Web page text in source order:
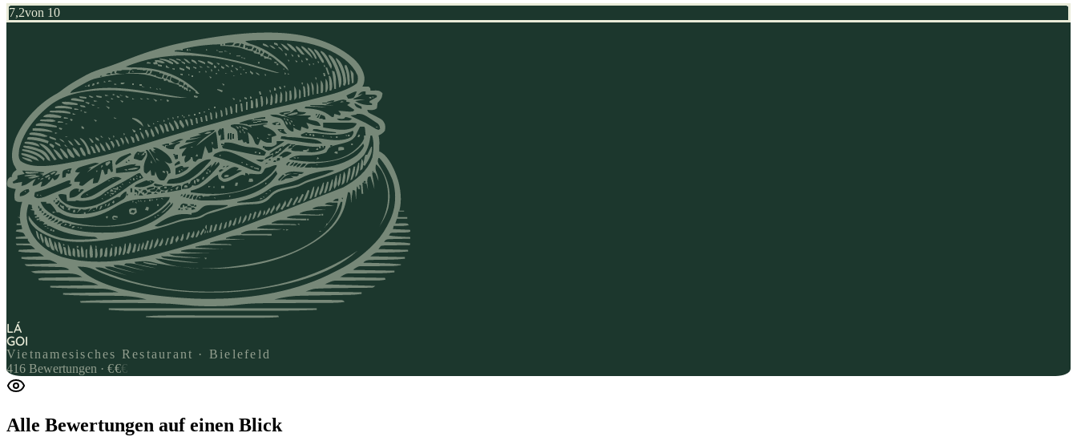
7,2von 10
LÁ
GOI
Vietnamesisches Restaurant · Bielefeld
416 Bewertungen · €€€
Alle Bewertungen auf einen Blick